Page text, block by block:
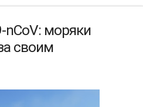
nCoV: моряки
своим